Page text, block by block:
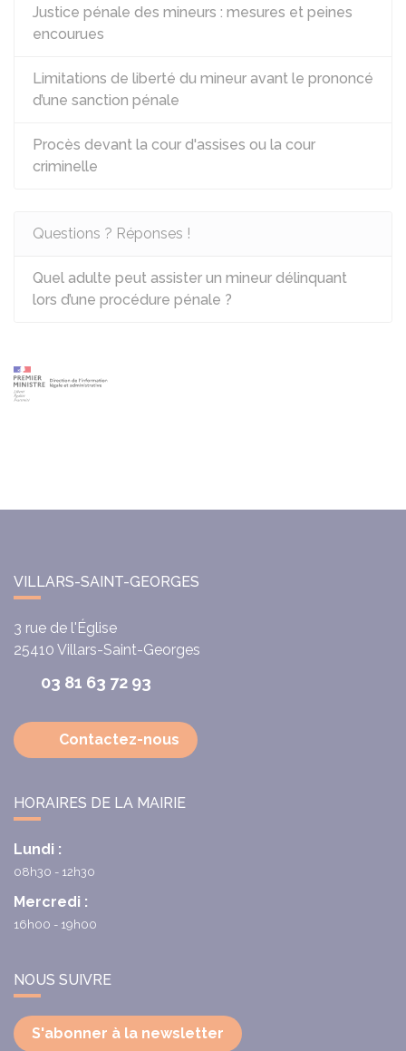
Justice pénale des mineurs : mesures et peines
encourues
Limitations de liberté du mineur avant le prononcé
d’une sanction pénale
Procès devant la cour d'assises ou la cour
criminelle
Questions ? Réponses !
Quel adulte peut assister un mineur délinquant
lors d’une procédure pénale ?
VILLARS-SAINT-GEORGES
3 rue de l'Église
25410 Villars-Saint-Georges
03 81 63 72 93
Contactez-nous
HORAIRES DE LA MAIRIE
Lundi :
08h30 - 12h30
Mercredi :
16h00 - 19h00
NOUS SUIVRE
S'abonner à la newsletter